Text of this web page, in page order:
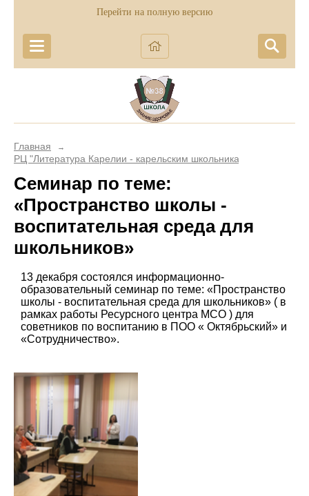
Перейти на полную версию
Главная →
РЦ "Литература Карелии - карельским школьникам"
Семинар по теме:
«Пространство школы -
воспитательная среда для
школьников»
13 декабря состоялся информационно-
образовательный семинар по теме: «Пространство
школы - воспитательная среда для школьников» ( в
рамках работы Ресурсного центра МСО ) для
советников по воспитанию в ПОО « Октябрьский» и
«Сотрудничество».